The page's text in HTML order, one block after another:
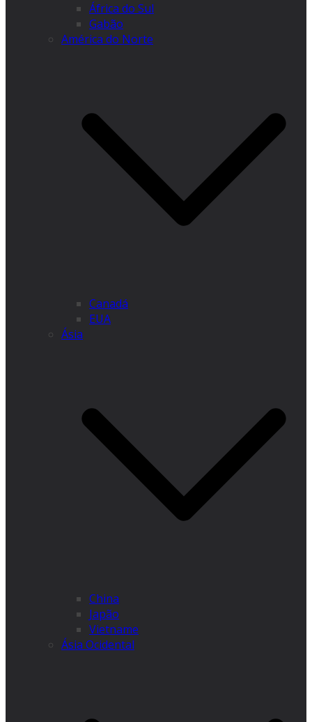
África do Sul
Gabão
América do Norte
Canadá
EUA
Ásia
China
Japão
Vietname
Ásia Ocidental